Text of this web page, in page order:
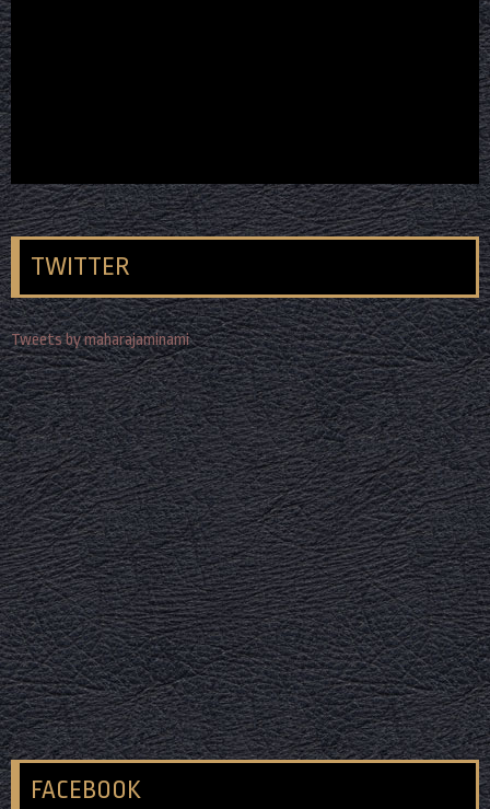
TWITTER
Tweets by maharajaminami
FACEBOOK